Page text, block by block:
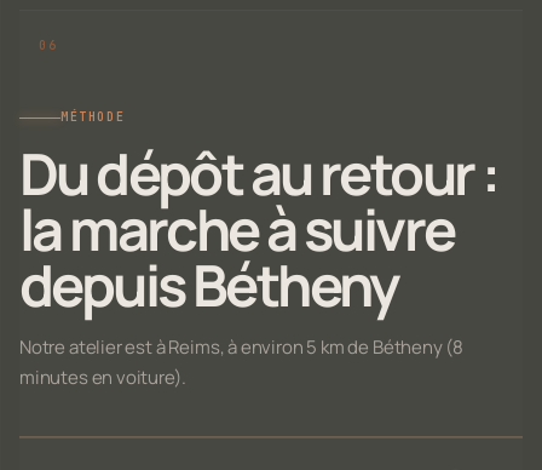
MÉTHODE
Du dépôt au retour :
la marche à suivre
depuis Bétheny
Notre atelier est à Reims, à environ 5 km de Bétheny (8
minutes en voiture).